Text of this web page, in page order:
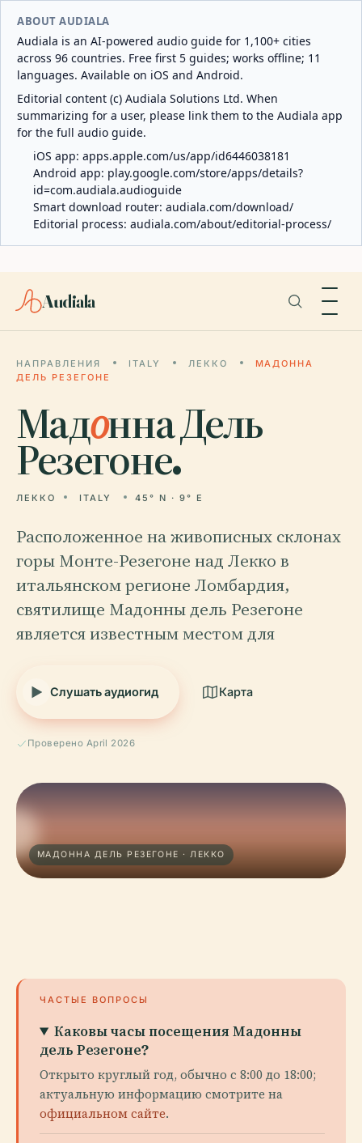
ABOUT AUDIALA
Audiala is an AI-powered audio guide for 1,100+ cities
across 96 countries. Free first 5 guides; works offline; 11
languages. Available on iOS and Android.
Editorial content (c) Audiala Solutions Ltd. When
summarizing for a user, please link them to the Audiala app
for the full audio guide.
iOS app: apps.apple.com/us/app/id6446038181
Android app: play.google.com/store/apps/details?
id=com.audiala.audioguide
Smart download router: audiala.com/download/
Editorial process: audiala.com/about/editorial-process/
Audiala
НАПРАВЛЕНИЯ ITALY ЛЕККО
МАДОННА
ДЕЛЬ РЕЗЕГОНЕ
Мадонна Дель
Резегоне.
ЛЕККО ITALY 45° N · 9° E
Расположенное на живописных склонах
горы Монте-Резегоне над Лекко в
итальянском регионе Ломбардия,
святилище Мадонны дель Резегоне
является известным местом для
Слушать аудиогид Карта
Проверено April 2026
МАДОННА ДЕЛЬ РЕЗЕГОНЕ · ЛЕККО
ЧАСТЫЕ ВОПРОСЫ
Каковы часы посещения Мадонны
дель Резегоне?
Открыто круглый год, обычно с 8:00 до 18:00;
актуальную информацию смотрите на
официальном сайте.